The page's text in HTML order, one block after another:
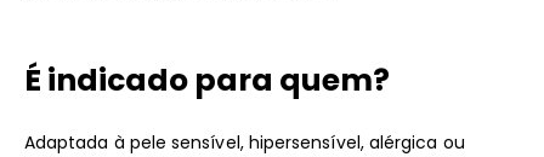
É indicado para quem?
Adaptada à pele sensível, hipersensível, alérgica ou